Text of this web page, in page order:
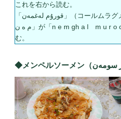
これを右から読む。
「قورۇم لەغمەن」（コールムラグメン）は「ق و ر ۇ م ل ە غ
م ە ن」が「n e m gh a l m u r o q」でありこれを右から読
む。